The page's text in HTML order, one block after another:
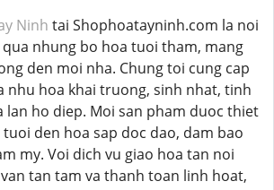
Ninh tai Shophoatayninh.com la noi
qua nhung bo hoa tuoi tham, mang
den moi nha. Chung toi cung cap
nhu hoa khai truong, sinh nhat, tinh
lan ho diep. Moi san pham duoc thiet
den hoa sap doc dao, dam bao
my. Voi dich vu giao hoa tan noi
tan tam va thanh toan linh hoat,